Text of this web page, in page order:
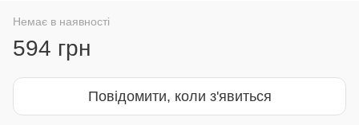
Немає в наявності
594 грн
Повідомити, коли з'явиться